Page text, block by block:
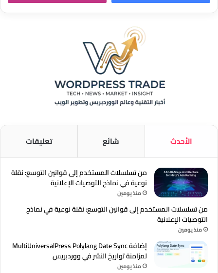
الأحدث شائع تعليقات
من تسلسلات المستخدم إلى قوانين التوسع: نقلة
نوعية في نماذج التوصيات الإعلانية
منذ يومين
من تسلسلات المستخدم إلى قوانين التوسع: نقلة نوعية في نماذج
التوصيات الإعلانية
منذ يومين
إضافة MultiUniversalPress Polylang Date Sync
لمزامنة تواريخ النشر في ووردبريس
منذ يومين